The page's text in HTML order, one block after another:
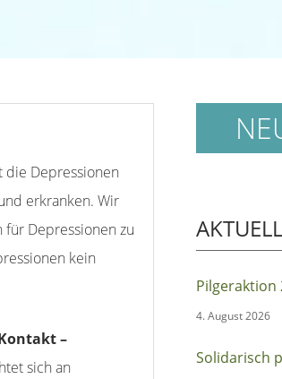
die Depressionen
erkranken. Wir
Depressionen zu
kein
–
sich an
Pilgeraktion
4. August 2026
Solidarisch